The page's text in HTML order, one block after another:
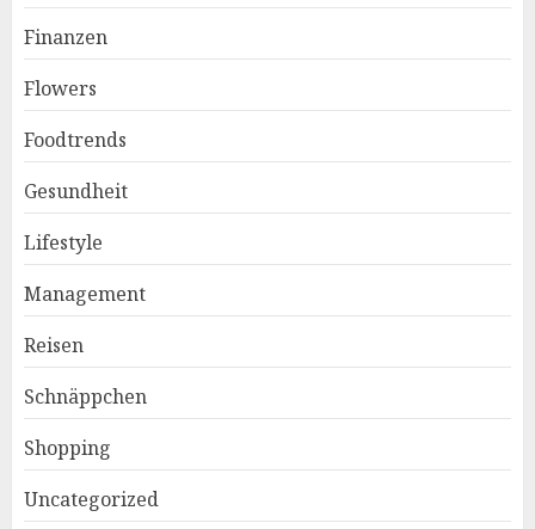
Finanzen
Flowers
Foodtrends
Gesundheit
Lifestyle
Management
Reisen
Schnäppchen
Shopping
Uncategorized